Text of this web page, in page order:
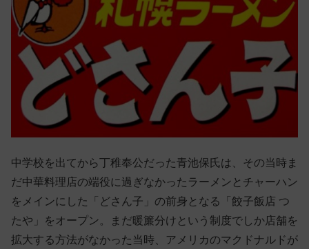
中学校を出てから丁稚奉公だった青池保氏は、その当時ま
だ中華料理店の端役に過ぎなかったラーメンとチャーハン
をメインにした「どさん子」の前身となる「餃子飯店 つ
たや」をオープン。まだ暖簾分けという制度でしか店舗を
拡大する方法がなかった当時、アメリカのマクドナルドが